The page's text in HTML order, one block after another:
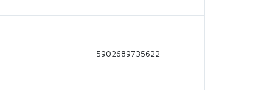
5902689735622